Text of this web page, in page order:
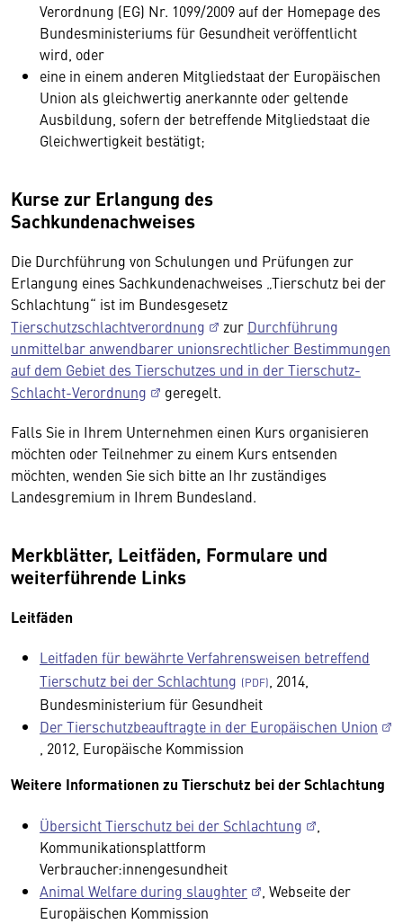
Verordnung (EG) Nr. 1099/2009 auf der Homepage des
Bundesministeriums für Gesundheit veröffentlicht
wird, oder
eine in einem anderen Mitgliedstaat der Europäischen
Union als gleichwertig anerkannte oder geltende
Ausbildung, sofern der betreffende Mitgliedstaat die
Gleichwertigkeit bestätigt;
Kurse zur Erlangung des
Sachkundenachweises
Die Durchführung von Schulungen und Prüfungen zur
Erlangung eines Sachkundenachweises „Tierschutz bei der
Schlachtung“ ist im Bundesgesetz
Tierschutzschlachtverordnung
zur Durchführung
unmittelbar anwendbarer unionsrechtlicher Bestimmungen
auf dem Gebiet des Tierschutzes und in der Tierschutz-
Schlacht-Verordnung
geregelt.
Falls Sie in Ihrem Unternehmen einen Kurs organisieren
möchten oder Teilnehmer zu einem Kurs entsenden
möchten, wenden Sie sich bitte an Ihr zuständiges
Landesgremium in Ihrem Bundesland.
Merkblätter, Leitfäden, Formulare und
weiterführende Links
Leitfäden
Leitfaden für bewährte Verfahrensweisen betreffend
Tierschutz bei der Schlachtung
, 2014,
Bundesministerium für Gesundheit
Der Tierschutzbeauftragte in der Europäischen Union
, 2012, Europäische Kommission
Weitere Informationen zu Tierschutz bei der Schlachtung
Übersicht Tierschutz bei der Schlachtung
Kommunikationsplattform
Verbraucher:innengesundheit
Animal Welfare during slaughter
, Webseite der
Europäischen Kommission